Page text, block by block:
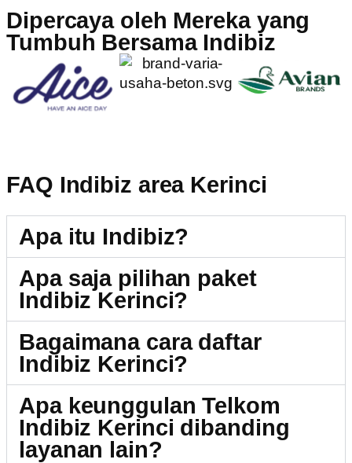
Dipercaya oleh Mereka yang
Tumbuh Bersama Indibiz
FAQ Indibiz area Kerinci
Apa itu Indibiz?
Apa saja pilihan paket
Indibiz Kerinci?
Bagaimana cara daftar
Indibiz Kerinci?
Apa keunggulan Telkom
Indibiz Kerinci dibanding
layanan lain?